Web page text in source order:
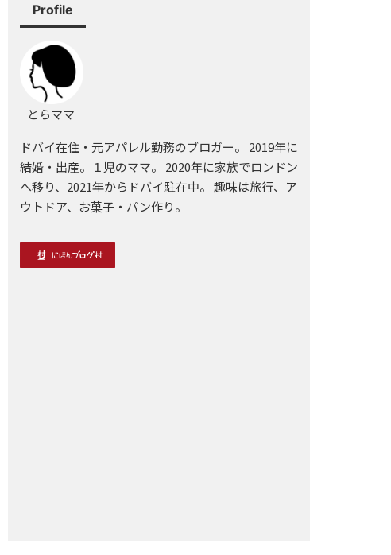
Profile
とらママ
ドバイ在住・元アパレル勤務のブロガー。 2019年に
結婚・出産。１児のママ。 2020年に家族でロンドン
へ移り、2021年からドバイ駐在中。 趣味は旅行、ア
ウトドア、お菓子・パン作り。